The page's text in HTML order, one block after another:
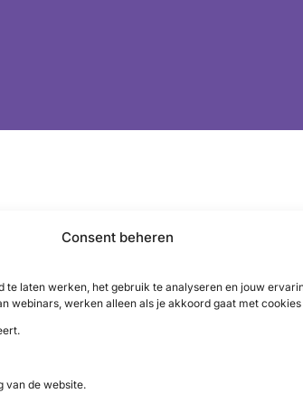
Consent beheren
te laten werken, het gebruik te analyseren en jouw
webinars, werken alleen als je akkoord gaat met
van de website.
en vroeg zich al langere tijd af of
gezonde voeding en
‘Ik eet nu nagenoeg geen
die worden voorgeschreven door een
algehele gesteldheid goed doet. Dat